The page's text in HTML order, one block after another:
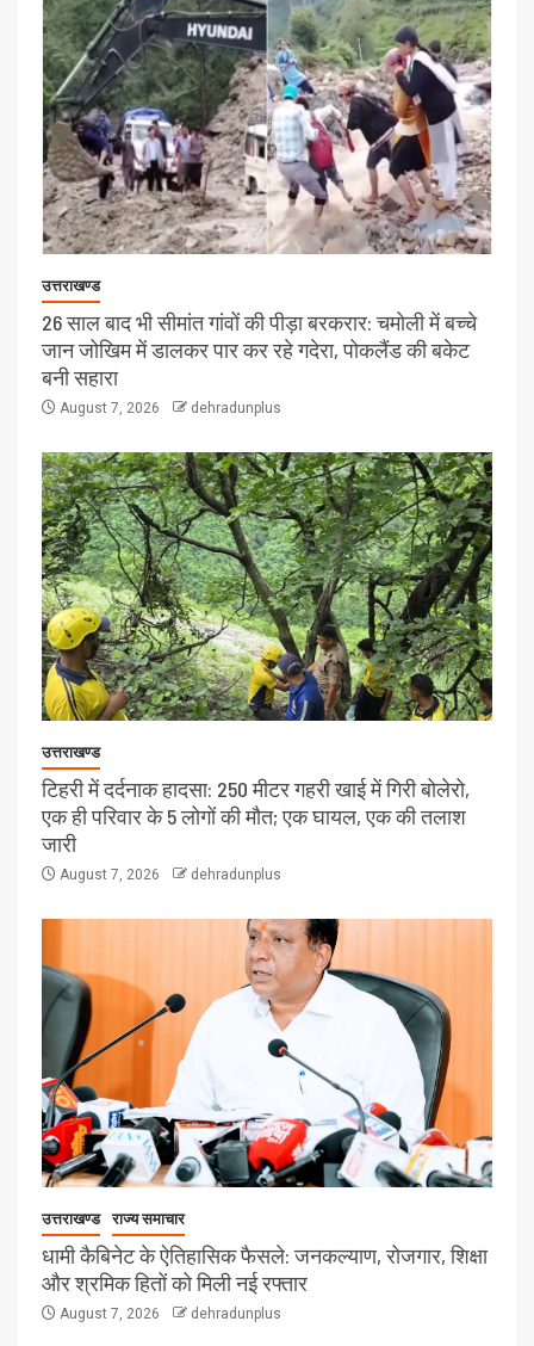
उत्तराखण्ड
26 साल बाद भी सीमांत गांवों की पीड़ा बरकरार: चमोली में बच्चे
जान जोखिम में डालकर पार कर रहे गदेरा, पोकलैंड की बकेट
बनी सहारा
August 7, 2026 dehradunplus
उत्तराखण्ड
टिहरी में दर्दनाक हादसा: 250 मीटर गहरी खाई में गिरी बोलेरो,
एक ही परिवार के 5 लोगों की मौत; एक घायल, एक की तलाश
जारी
August 7, 2026 dehradunplus
उत्तराखण्ड राज्य समाचार
धामी कैबिनेट के ऐतिहासिक फैसले: जनकल्याण, रोजगार, शिक्षा
और श्रमिक हितों को मिली नई रफ्तार
August 7, 2026 dehradunplus